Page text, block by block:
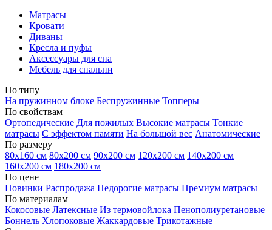
Матрасы
Кровати
Диваны
Кресла и пуфы
Аксессуары для сна
Мебель для спальни
По типу
На пружинном блоке Беспружинные Топперы
По свойствам
Ортопедические Для пожилых Высокие матрасы Тонкие
матрасы С эффектом памяти На большой вес Анатомические
По размеру
80х160 см 80х200 см 90х200 см 120х200 см 140х200 см
160х200 см 180х200 см
По цене
Новинки Распродажа Недорогие матрасы Премиум матрасы
По материалам
Кокосовые Латексные Из термовойлока Пенополиуретановые
Боннель Хлопоковые Жаккардовые Трикотажные